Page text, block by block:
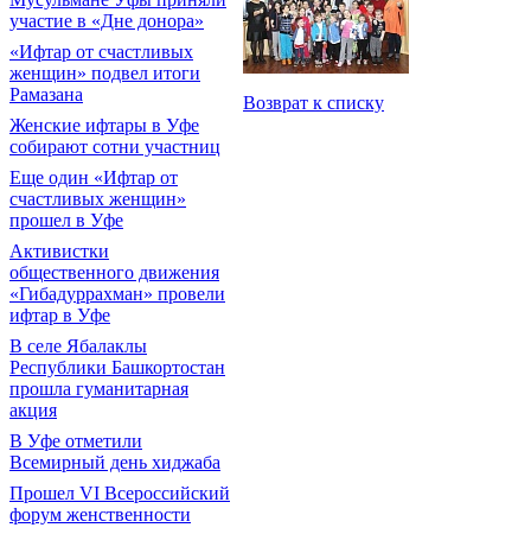
участие в «Дне донора»
«Ифтар от счастливых
женщин» подвел итоги
Рамазана
Женские ифтары в Уфе
собирают сотни участниц
Еще один «Ифтар от
счастливых женщин»
прошел в Уфе
Активистки
общественного движения
«Гибадуррахман» провели
ифтар в Уфе
В селе Ябалаклы
Республики Башкортостан
прошла гуманитарная
акция
В Уфе отметили
Всемирный день хиджаба
Прошел VI Всероссийский
форум женственности
Возврат к списку